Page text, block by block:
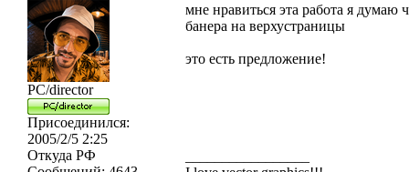
PC/director
Присоединился:
2005/2/5 2:25
Откуда РФ
мне нравиться эта работа я думаю
банера на верхустраницы
это есть предложение!